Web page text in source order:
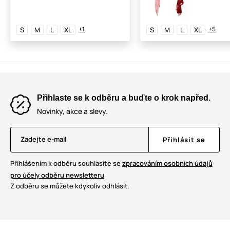
S M L XL +1 S M L XL +5
Přihlaste se k odběru a buďte o krok napřed.
Novinky, akce a slevy.
Zadejte e-mail Přihlásit se
Přihlášením k odběru souhlasíte sezpracováním osobních údajů
pro účely odběru newsletteru
Z odběru se můžete kdykoliv odhlásit.